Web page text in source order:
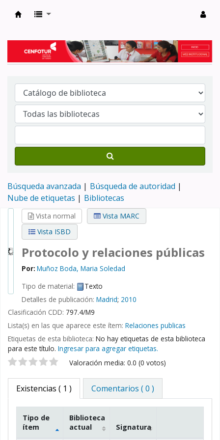
Búsqueda avanzada
Búsqueda de autoridad
Nube de etiquetas
Bibliotecas
Vista normal
Vista MARC
Vista ISBD
Protocolo y relaciones públicas
Por: Muñoz Boda, Maria Soledad
Tipo de material:
Texto
Detalles de publicación: Madrid; 2010
Clasificación CDD: 797.4/M9
Lista(s) en las que aparece este ítem: Relaciones publicas
Etiquetas de esta biblioteca: No hay etiquetas de esta biblioteca
para este título. Ingresar para agregar etiquetas.
Valoración Valoración media: 0.0 (0 votos)
Existencias ( 1 ) Comentarios ( 0 )
Tipo de
ítem
Biblioteca
actual
Signatura